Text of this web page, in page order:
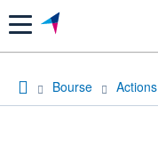
Menu
Bourse Actions